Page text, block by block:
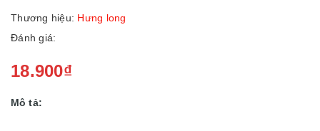
Thương hiệu: Hưng long
Đánh giá:
18.900₫
Mô tả: